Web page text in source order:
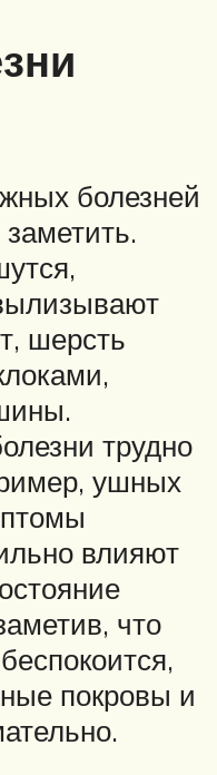
болезней
шерсть
трудно
ушных
влияют
что
покровы и